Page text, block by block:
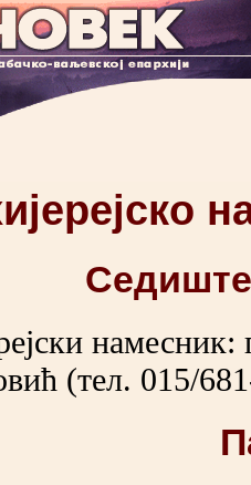
намесник:
(тел. 015/